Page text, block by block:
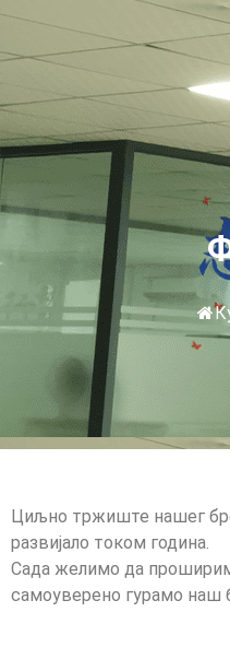
Циљно тржиште нашег
развијало током година.
Сада желимо да
самоуверено гурамо наш